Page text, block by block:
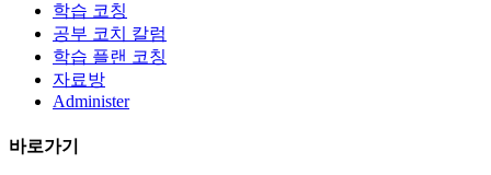
학습 코칭
공부 코치 칼럼
학습 플랜 코칭
자료방
Administer
바로가기